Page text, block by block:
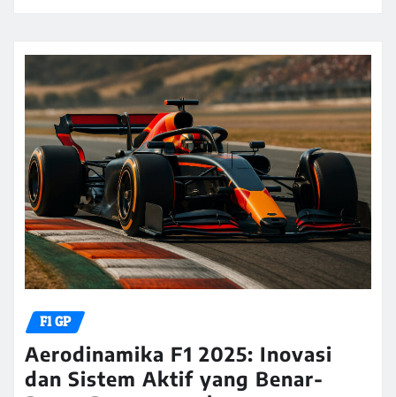
F1 GP
Aerodinamika F1 2025: Inovasi
dan Sistem Aktif yang Benar-